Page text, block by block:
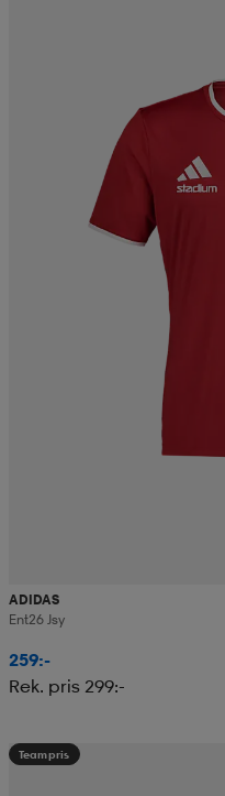
ADIDAS
Ent26 Jsy
259:-
Rek. pris 299:-
Teampris